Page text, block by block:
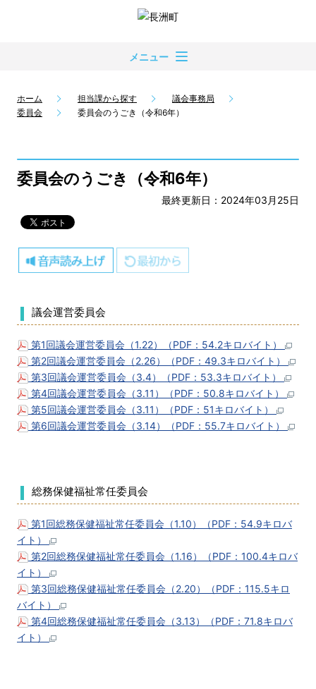
メニュー
ホーム 担当課から探す
議会事務局
委員会
委員会のうごき（令和6年）
委員会のうごき（令和6年）
最終更新日：2024年03月25日
議会運営委員会
第1回議会運営委員会（1.22）（PDF：54.2キロバイト）
第2回議会運営委員会（2.26）（PDF：49.3キロバイト）
第3回議会運営委員会（3.4）（PDF：53.3キロバイト）
第4回議会運営委員会（3.11）（PDF：50.8キロバイト）
第5回議会運営委員会（3.11）（PDF：51キロバイト）
第6回議会運営委員会（3.14）（PDF：55.7キロバイト）
総務保健福祉常任委員会
第1回総務保健福祉常任委員会（1.10）（PDF：54.9キロバ
イト）
第2回総務保健福祉常任委員会（1.16）（PDF：100.4キロバ
イト）
第3回総務保健福祉常任委員会（2.20）（PDF：115.5キロ
バイト）
第4回総務保健福祉常任委員会（3.13）（PDF：71.8キロバ
イト）